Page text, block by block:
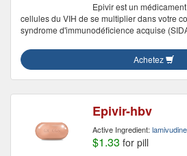
Epivir est un
cellules du VIH de se multiplier dans votre
syndrome d'immunodéficience acquise
Achetez
Epivir-hbv
Active Ingredient: lamivudine
$1.33 for pill